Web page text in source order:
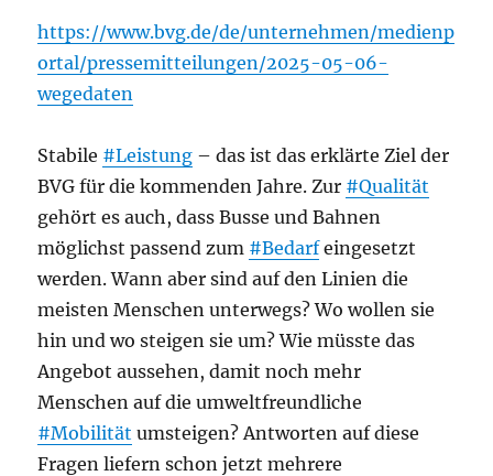
https://www.bvg.de/de/unternehmen/medienp
ortal/pressemitteilungen/2025-05-06-
wegedaten
Stabile #Leistung – das ist das erklärte Ziel der
BVG für die kommenden Jahre. Zur #Qualität
gehört es auch, dass Busse und Bahnen
möglichst passend zum #Bedarfeingesetzt
werden. Wann aber sind auf den Linien die
meisten Menschen unterwegs? Wo wollen sie
hin und wo steigen sie um? Wie müsste das
Angebot aussehen, damit noch mehr
Menschen auf die umweltfreundliche
#Mobilität umsteigen? Antworten auf diese
Fragen liefern schon jetzt mehrere